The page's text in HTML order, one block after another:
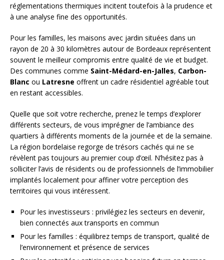
réglementations thermiques incitent toutefois à la prudence et
à une analyse fine des opportunités.
Pour les familles, les maisons avec jardin situées dans un
rayon de 20 à 30 kilomètres autour de Bordeaux représentent
souvent le meilleur compromis entre qualité de vie et budget.
Des communes comme Saint-Médard-en-Jalles, Carbon-
Blanc ou Latresne offrent un cadre résidentiel agréable tout
en restant accessibles.
Quelle que soit votre recherche, prenez le temps d’explorer
différents secteurs, de vous imprégner de l’ambiance des
quartiers à différents moments de la journée et de la semaine.
La région bordelaise regorge de trésors cachés qui ne se
révèlent pas toujours au premier coup d’œil. N’hésitez pas à
solliciter l’avis de résidents ou de professionnels de l’immobilier
implantés localement pour affiner votre perception des
territoires qui vous intéressent.
Pour les investisseurs : privilégiez les secteurs en devenir,
bien connectés aux transports en commun
Pour les familles : équilibrez temps de transport, qualité de
l’environnement et présence de services